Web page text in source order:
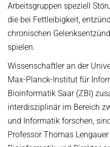
Arbeitsgruppen speziell
die bei Fettleibigkeit,
chronischen
spielen.
Wissenschaftler an der
Max-Planck-Institut für
Bioinformatik Saar (ZBI)
interdisziplinär im Bereich
und Informatik forschen,
Professor Thomas